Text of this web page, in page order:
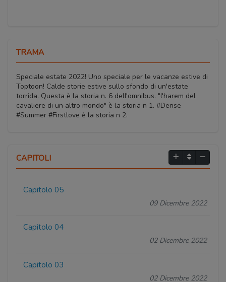
TRAMA
Speciale estate 2022! Uno speciale per le vacanze estive di
Toptoon! Calde storie estive sullo sfondo di un'estate
torrida. Questa è la storia n. 6 dell'omnibus. "l'harem del
cavaliere di un altro mondo" è la storia n 1. #Dense
#Summer #Firstlove è la storia n 2.
CAPITOLI
Capitolo 05
09 Dicembre 2022
Capitolo 04
02 Dicembre 2022
Capitolo 03
02 Dicembre 2022